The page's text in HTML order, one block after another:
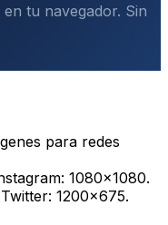
tu navegador. Sin
para redes
1080×1080.
1200×675.